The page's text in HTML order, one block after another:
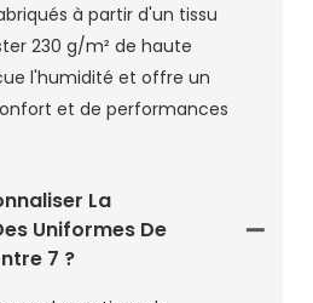
à partir d'un tissu
230 g/m² de haute
l'humidité et offre un
et de performances
La
Uniformes De
7 ?